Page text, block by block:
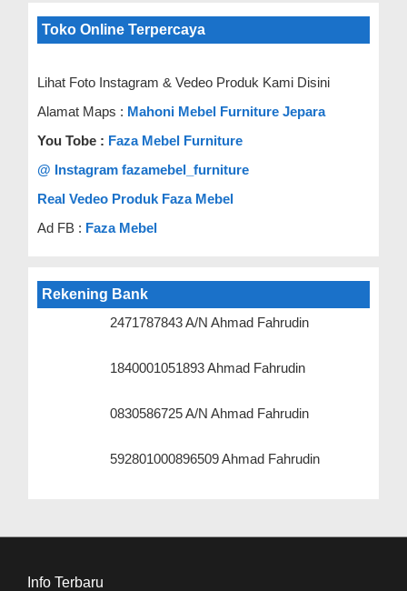
Toko Online Terpercaya
Lihat Foto Instagram & Vedeo Produk Kami Disini
Alamat Maps : Mahoni Mebel Furniture Jepara
You Tobe : Faza Mebel Furniture
@ Instagram fazamebel_furniture
Real Vedeo Produk Faza Mebel
Ad FB : Faza Mebel
Rekening Bank
2471787843 A/N Ahmad Fahrudin
1840001051893 Ahmad Fahrudin
0830586725 A/N Ahmad Fahrudin
592801000896509 Ahmad Fahrudin
Info Terbaru